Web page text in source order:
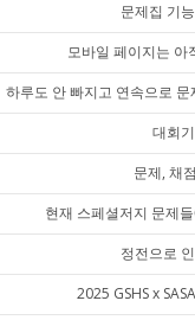
문제집 기
모바일 페이지는 아
하루도 안 빠지고 연속으로
대회
문제, 채
현재 스페셜저지 문제
정전으로
2025 GSHS x